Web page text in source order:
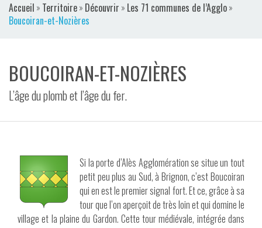
SORTIR / BOUGER
ESPACE PRESSE
VIDÉOS
Accueil » Territoire» Découvrir » Les 71 communes de l’Agglo»
Boucoiran-et-Nozières
BOUCOIRAN-ET-NOZIÈRES
L’âge du plomb et l’âge du fer.
Si la porte d’Alès Agglomération se situe un tout
petit peu plus au Sud, à Brignon, c’est Boucoiran
qui en est le premier signal fort. Et ce, grâce à sa
tour que l’on aperçoit de très loin et qui domine le
village et la plaine du Gardon. Cette tour médiévale, intégrée dans